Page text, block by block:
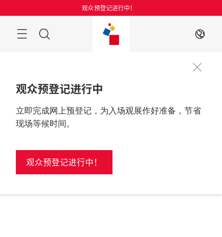
过
观众预登记进行中！
ZH
观众预登记进行中
立即完成网上预登记，为入场观展作好准备，节省
现场等候时间。
观众预登记进行中！